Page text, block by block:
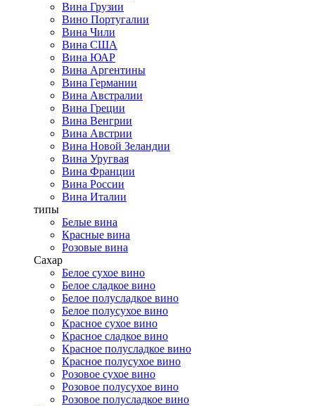
Вина Грузии
Вино Португалии
Вина Чили
Вина США
Вина ЮАР
Вина Аргентины
Вина Германии
Вина Австралии
Вина Греции
Вина Венгрии
Вина Австрии
Вина Новой Зеландии
Вина Уругвая
Вина Франции
Вина России
Вина Италии
типы
Белые вина
Красные вина
Розовые вина
Сахар
Белое сухое вино
Белое сладкое вино
Белое полусладкое вино
Белое полусухое вино
Красное сухое вино
Красное сладкое вино
Красное полусладкое вино
Красное полусухое вино
Розовое сухое вино
Розовое полусухое вино
Розовое полусладкое вино